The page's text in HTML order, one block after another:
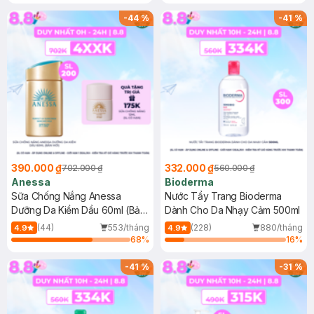
SPF 50+ 20ml (SL Có Hạn)
(SL có hạn)
-44%
390.000 ₫702.000 ₫
Anessa
Sữa Chống Nắng Anessa
Dưỡng Da Kiềm Dầu 60ml (Bản
Mới)
4.9 (44)
553/tháng
68%
-41%
332.000 ₫560.000 ₫
Bioderma
Nước Tẩy Trang Bioderma
Dành Cho Da Nhạy Cảm 500ml
4.9 (228)
880/tháng
16%
-41% -31%